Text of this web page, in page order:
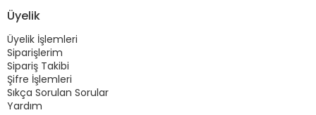
Üyelik
Üyelik İşlemleri
Siparişlerim
Sipariş Takibi
Şifre İşlemleri
Sıkça Sorulan Sorular
Yardım